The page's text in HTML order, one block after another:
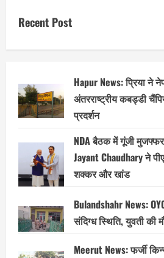
Recent Post
Hapur News: प्रिया ने
अंतरराष्ट्रीय कबड्डी
प्रदर्शन
NDA बैठक में गूंजी
Jayant Chaudhary ने
शक्कर और खांड
Bulandshahr News:
संदिग्ध स्थिति, युवती की
Meerut News: फर्जी